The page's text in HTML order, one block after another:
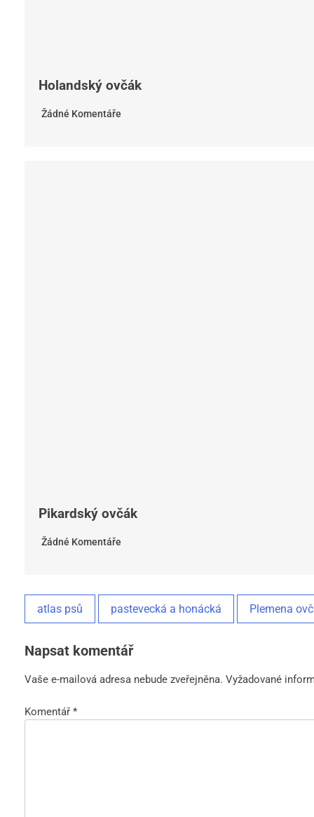
Holandský ovčák
Žádné Komentáře
Pikardský ovčák
Žádné Komentáře
atlas psů pastevecká a honácká Plemena
Napsat komentář
Vaše e-mailová adresa nebude zveřejněna. Vyžadované
Komentář *